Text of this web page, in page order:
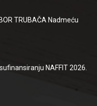
TRUBAČA Nadmeću
NAFFIT 2026.